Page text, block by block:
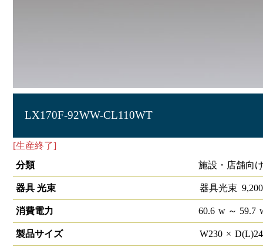
LX170F-92WW-CL110WT
[生産終了]
分類
施設・店舗向
器具 光束 器具光束 9,200
消費電力 60.6 w～ 59.7
製品サイズ W230 × D(L)